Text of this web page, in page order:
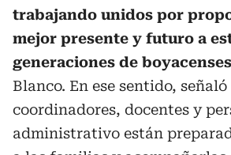
trabajando unidos por
mejor presente y futuro a
generaciones de
Blanco. En ese sentido,
coordinadores, docentes y
administrativo están